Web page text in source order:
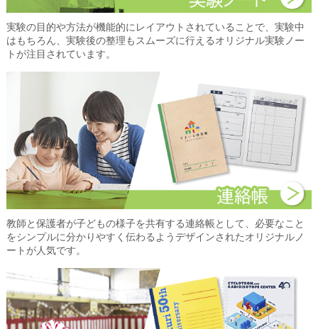
実験の目的や方法が機能的にレイアウトされていることで、実験中
はもちろん、実験後の整理もスムーズに行えるオリジナル実験ノー
トが注目されています。
教師と保護者が子どもの様子を共有する連絡帳として、必要なこと
をシンプルに分かりやすく伝わるようデザインされたオリジナルノ
ートが人気です。